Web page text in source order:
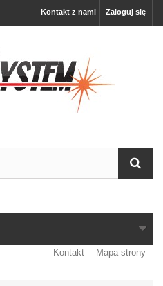
Zaloguj się
Kontakt z nami
Kontakt Mapa strony